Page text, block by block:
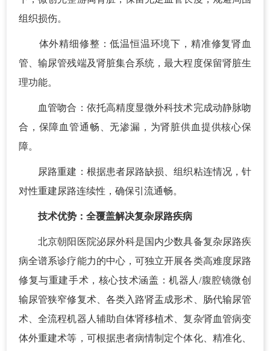
组织损伤。
体外精细修整：低温恒温环境下，精准修复肾血
管、输尿管残端及肾脏集合系统，最大程度保留肾脏生
理功能。
血管吻合：依托高精度显微外科技术完成动静脉吻
合，保障血管通畅、无渗漏，为肾脏供血提供核心保
障。
尿路重建：根据患者尿路缺损、组织粘连情况，针
对性重建尿路连续性，确保引流通畅。
技术优势：全覆盖解决复杂尿路疾病
北京朝阳医院泌尿外科是国内少数具备复杂尿路疾
病全谱系诊疗能力的中心，可独立开展各类高难度尿路
修复与重建手术，核心技术涵盖：机器人/腹腔镜微创
输尿管狭窄修复术、各类入路肾盂成形术、肠代输尿管
术、全流程机器人辅助自体肾移植术、复杂肾血管病变
体外重建术等，可根据患者病情制定个体化、精准化、